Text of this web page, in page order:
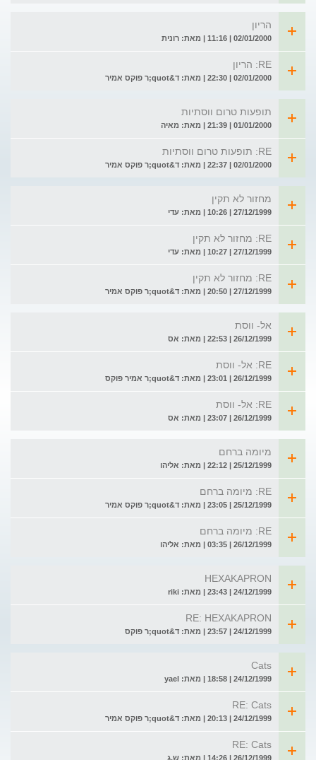
הריון
02/01/2000 | 11:16 | מאת: רונית
RE: הריון
02/01/2000 | 22:30 | מאת: ד&quot;ר פוקס אמיר
תופעות טרום ווסתיות
01/01/2000 | 21:39 | מאת: מאיה
RE: תופעות טרום ווסתיות
02/01/2000 | 22:37 | מאת: ד&quot;ר פוקס אמיר
מחזור לא תקין
27/12/1999 | 10:26 | מאת: עדי
RE: מחזור לא תקין
27/12/1999 | 10:27 | מאת: עדי
RE: מחזור לא תקין
27/12/1999 | 20:50 | מאת: ד&quot;ר פוקס אמיר
אל- ווסת
26/12/1999 | 22:53 | מאת: אס
RE: אל- ווסת
26/12/1999 | 23:01 | מאת: ד&quot;ר אמיר פוקס
RE: אל- ווסת
26/12/1999 | 23:07 | מאת: אס
מיומה ברחם
25/12/1999 | 22:12 | מאת: אליהו
RE: מיומה ברחם
25/12/1999 | 23:05 | מאת: ד&quot;ר פוקס אמיר
RE: מיומה ברחם
26/12/1999 | 03:35 | מאת: אליהו
HEXAKAPRON
24/12/1999 | 23:43 | מאת: riki
RE: HEXAKAPRON
24/12/1999 | 23:57 | מאת: ד&quot;ר פוקס
Cats
24/12/1999 | 18:58 | מאת: yael
RE: Cats
24/12/1999 | 20:13 | מאת: ד&quot;ר פוקס אמיר
RE: Cats
26/12/1999 | 14:26 | מאת: ש.ג